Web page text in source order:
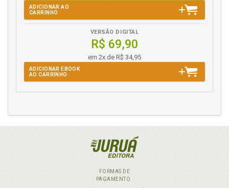
ADICIONAR AO
CARRINHO
VERSÃO DIGITAL
R$ 69,90
em 2x de R$ 34,95
ADICIONAR EBOOK
AO CARRINHO
FORMAS DE
PAGAMENTO